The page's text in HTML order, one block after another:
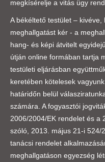
megkísérelje a vitás ügy
A békéltető testület –
meghallgatást kér - a
hang- és képi átvitelt
útján online formában tartja
testületi eljárásban
keretében kötelesek
határidőn belül
számára. A fogyasztói
2006/2004/EK rendelet és a
szóló, 2013. május 21-i 524/
tanácsi rendelet
meghallgatáson egyezség